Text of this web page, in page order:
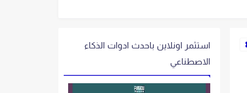
استثمر اونلاين باحدث ادوات الذكاء
الاصطناعي